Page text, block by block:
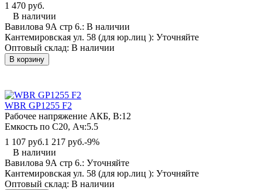
1 470 руб.
В наличии
Вавилова 9А стр 6.: В наличии
Кантемировская ул. 58 (для юр.лиц ): Уточняйте
Оптовый склад: В наличии
В корзину
WBR GP1255 F2
Рабочее напряжение АКБ, B:12
Емкость по С20, Ач:5.5
1 107 руб.1 217 руб.-9%
В наличии
Вавилова 9А стр 6.: Уточняйте
Кантемировская ул. 58 (для юр.лиц ): Уточняйте
Оптовый склад: В наличии